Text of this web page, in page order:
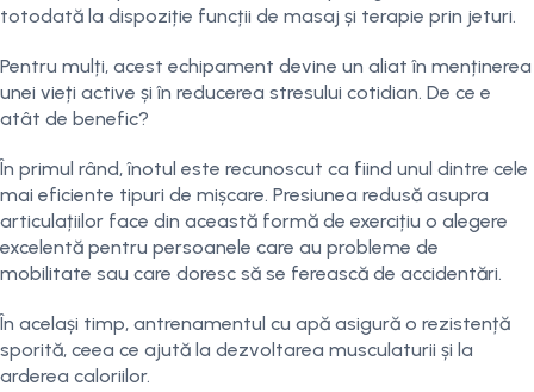
totodată la dispoziție funcții de masaj și terapie prin jeturi.
Pentru mulți, acest echipament devine un aliat în menținerea
unei vieți active și în reducerea stresului cotidian. De ce e
atât de benefic?
În primul rând, înotul este recunoscut ca fiind unul dintre cele
mai eficiente tipuri de mișcare. Presiunea redusă asupra
articulațiilor face din această formă de exercițiu o alegere
excelentă pentru persoanele care au probleme de
mobilitate sau care doresc să se ferească de accidentări.
În același timp, antrenamentul cu apă asigură o rezistență
sporită, ceea ce ajută la dezvoltarea musculaturii și la
arderea caloriilor.